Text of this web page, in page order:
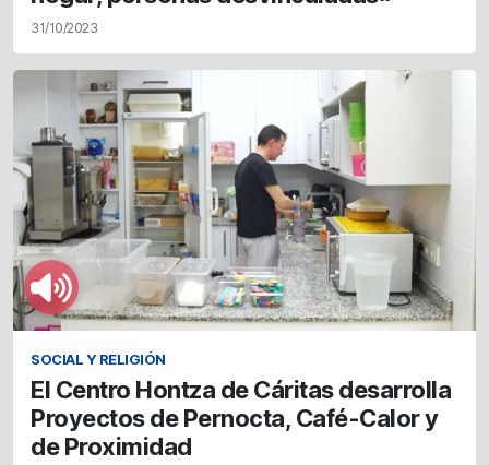
31/10/2023
SOCIAL Y RELIGIÓN
El Centro Hontza de Cáritas desarrolla
Proyectos de Pernocta, Café-Calor y
de Proximidad